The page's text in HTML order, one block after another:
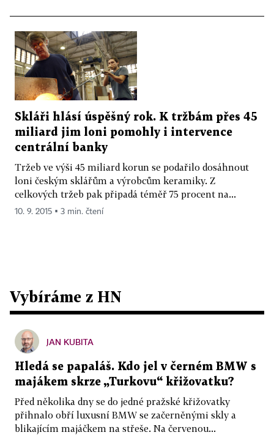
Skláři hlásí úspěšný rok. K tržbám přes 45
miliard jim loni pomohly i intervence
centrální banky
Tržeb ve výši 45 miliard korun se podařilo dosáhnout
loni českým sklářům a výrobcům keramiky. Z
celkových tržeb pak připadá téměř 75 procent na...
10. 9. 2015 ▪ 3 min. čtení
Vybíráme z HN
JAN KUBITA
Hledá se papaláš. Kdo jel v černém BMW s
majákem skrze „Turkovu“ křižovatku?
Před několika dny se do jedné pražské křižovatky
přihnalo obří luxusní BMW se začerněnými skly a
blikajícím majáčkem na střeše. Na červenou...